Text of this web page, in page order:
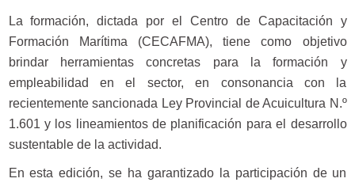
La formación, dictada por el Centro de Capacitación y
Formación Marítima (CECAFMA), tiene como objetivo
brindar herramientas concretas para la formación y
empleabilidad en el sector, en consonancia con la
recientemente sancionada Ley Provincial de Acuicultura N.º
1.601 y los lineamientos de planificación para el desarrollo
sustentable de la actividad.
En esta edición, se ha garantizado la participación de un